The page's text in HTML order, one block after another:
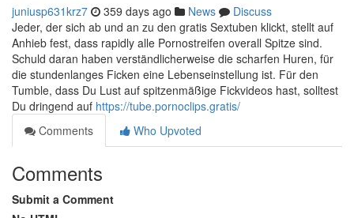
juniusp631krz7 359 days ago News
Discuss
Jeder, der sich ab und an zu den gratis Sextuben klickt, stellt auf
Anhieb fest, dass rapidly alle Pornostreifen overall Spitze sind.
Schuld daran haben verständlicherweise die scharfen Huren, für
die stundenlanges Ficken eine Lebenseinstellung ist. Für den
Tumble, dass Du Lust auf spitzenmäßige Fickvideos hast, solltest
Du dringend auf https://tube.pornoclips.gratis/
Comments
Who Upvoted
Comments
Submit a Comment